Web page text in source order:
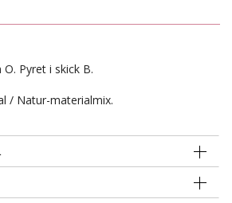
Pyret i skick B.
/ Natur-materialmix.